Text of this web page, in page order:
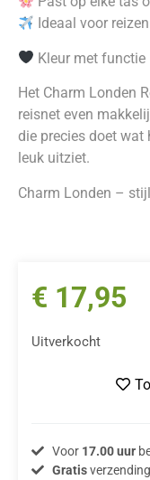
Ideaal voor
Kleur met functie
Het Charm Londen
reisnet even
die precies doet wat
leuk uitziet.
Charm Londen –
€ 17,95
Uitverkocht
Voor 17.00 uur
Gratis